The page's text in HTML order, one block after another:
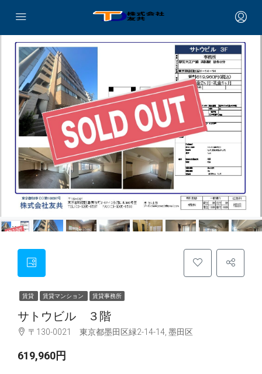
賃貸 賃貸マンション 賃貸事務所
サトウビル ３階
〒130-0021 東京都墨田区緑2-14-14, 墨田区
619,960円